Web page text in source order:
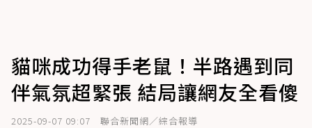
貓咪成功得手老鼠！半路遇到同
伴氣氛超緊張 結局讓網友全看傻
2025-09-07 09:07 聯合新聞網／綜合報導